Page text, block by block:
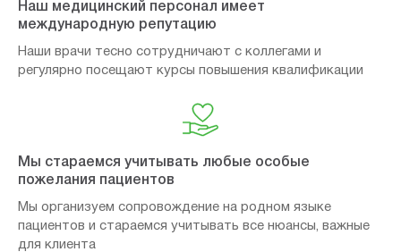
Наш медицинский персонал имеет
международную репутацию
Наши врачи тесно сотрудничают с коллегами и
регулярно посещают курсы повышения квалификации
Мы стараемся учитывать любые особые
пожелания пациентов
Мы организуем сопровождение на родном языке
пациентов и стараемся учитывать все нюансы, важные
для клиента